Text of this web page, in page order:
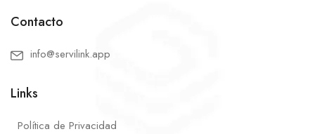
Contacto
info@servilink.app
Links
Política de Privacidad